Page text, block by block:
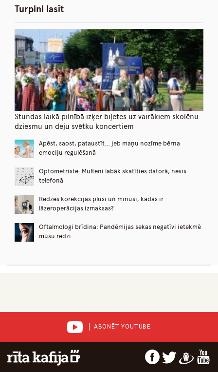
Turpini lasīt
Stundas laikā pilnībā izķer biļetes uz vairākiem skolēnu
dziesmu un deju svētku koncertiem
Apēst, saost, pataustīt… jeb maņu nozīme bērna
emociju regulēšanā
Optometriste: Multeni labāk skatīties datorā, nevis
telefonā
Redzes korekcijas plusi un mīnusi; kādas ir
lāzeroperācijas izmaksas?
Oftalmologi brīdina: Pandēmijas sekas negatīvi ietekmē
mūsu redzi
ABONĒT YOUTUBE